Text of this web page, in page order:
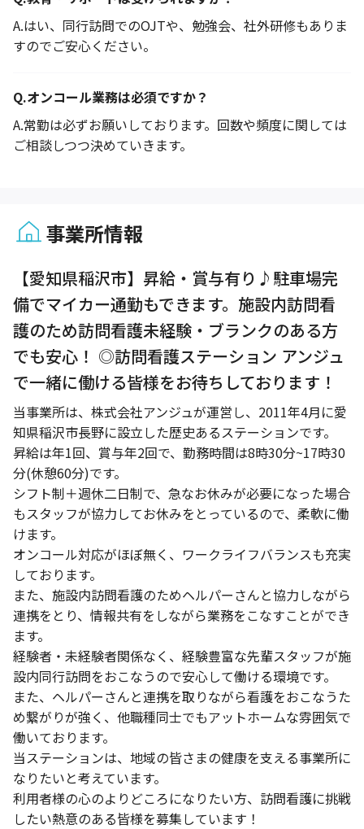
A.はい、同行訪問でのOJTや、勉強会、社外研修もありま
すのでご安心ください。
Q.オンコール業務は必須ですか？
A.常勤は必ずお願いしております。回数や頻度に関しては
ご相談しつつ決めていきます。
事業所情報
【愛知県稲沢市】昇給・賞与有り♪駐車場完
備でマイカー通勤もできます。施設内訪問看
護のため訪問看護未経験・ブランクのある方
でも安心！ ◎訪問看護ステーション アンジュ
で一緒に働ける皆様をお待ちしております！
当事業所は、株式会社アンジュが運営し、2011年4月に愛
知県稲沢市長野に設立した歴史あるステーションです。
昇給は年1回、賞与年2回で、勤務時間は8時30分~17時30
分(休憩60分)です。
シフト制＋週休二日制で、急なお休みが必要になった場合
もスタッフが協力してお休みをとっているので、柔軟に働
けます。
オンコール対応がほぼ無く、ワークライフバランスも充実
しております。
また、施設内訪問看護のためヘルパーさんと協力しながら
連携をとり、情報共有をしながら業務をこなすことができ
ます。
経験者・未経験者関係なく、経験豊富な先輩スタッフが施
設内同行訪問をおこなうので安心して働ける環境です。
また、ヘルパーさんと連携を取りながら看護をおこなうた
め繋がりが強く、他職種同士でもアットホームな雰囲気で
働いております。
当ステーションは、地域の皆さまの健康を支える事業所に
なりたいと考えています。
利用者様の心のよりどころになりたい方、訪問看護に挑戦
したい熱意のある皆様を募集しています！